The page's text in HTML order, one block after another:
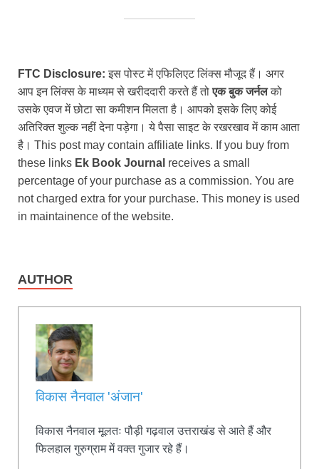
FTC Disclosure: इस पोस्ट में एफिलिएट लिंक्स मौजूद हैं। अगर
आप इन लिंक्स के माध्यम से खरीददारी करते हैं तोएक बुक जर्नलको
उसके एवज में छोटा सा कमीशन मिलता है। आपको इसके लिए कोई
अतिरिक्त शुल्क नहीं देना पड़ेगा। ये पैसा साइट के रखरखाव में काम आता
है। This post may contain affiliate links. If you buy from
these links Ek Book Journal receives a small
percentage of your purchase as a commission. You are
not charged extra for your purchase. This money is used
in maintainence of the website.
AUTHOR
विकास नैनवाल 'अंजान'
विकास नैनवाल मूलतः पौड़ी गढ़वाल उत्तराखंड से आते हैं और
फिलहाल गुरुग्राम में वक्त गुजार रहे हैं।